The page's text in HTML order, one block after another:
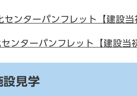
センターパンフレット【建設
ンターパンフレット【建設当
設見学